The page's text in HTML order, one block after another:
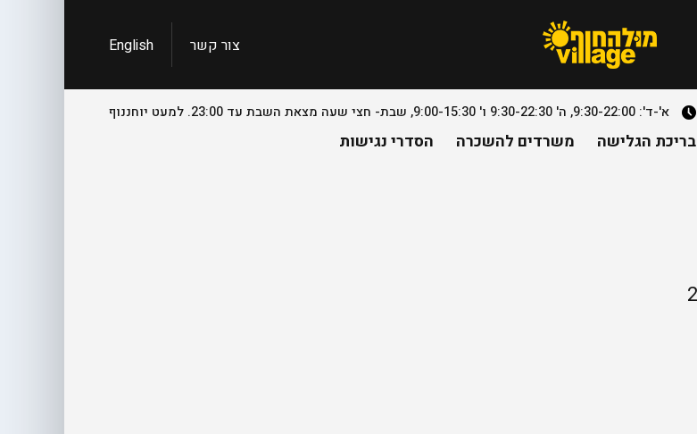
צור קשר English
בריכת הגלישה משרדים להשכרה הסדרי נגישות
א'-ד': 9:30-22:00, ה' 9:30-22:30 ו' 9:00-15:30, שבת- חצי שעה מצאת השבת עד 23:00. למעט יוחננוף